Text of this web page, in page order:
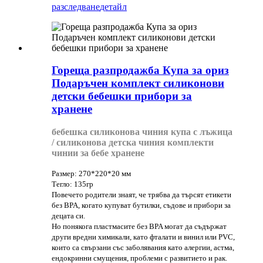
разследванедетайл
Гореща разпродажба Купа за ориз
Подаръчен комплект силиконови
детски бебешки прибори за
хранене
бебешка силиконова чиния купа с лъжица
/ силиконова детска чиния комплекти
чинии за бебе хранене
Размер: 270*220*20 мм
Тегло: 135гр
Повечето родители знаят, че трябва да търсят етикети
без BPA, когато купуват бутилки, съдове и прибори за
децата си.
Но понякога пластмасите без BPA могат да съдържат
други вредни химикали, като фталати и винил или PVC,
които са свързани със заболявания като алергии, астма,
ендокринни смущения, проблеми с развитието и рак.